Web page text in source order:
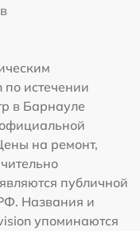
истечении
в Барнауле
на ремонт,
публичной
Названия и
упоминаются